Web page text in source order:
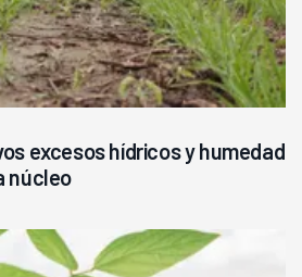
excesos hídricos y humedad
núcleo